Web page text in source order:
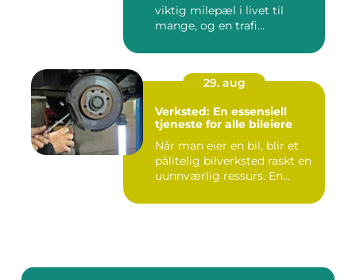
viktig milepæl i livet til
mange, og en trafi...
29. aug
Verksted: En essensiell
tjeneste for alle bileiere
Når man eier en bil, blir et
pålitelig bilverksted raskt en
uunnværlig ressurs. En...